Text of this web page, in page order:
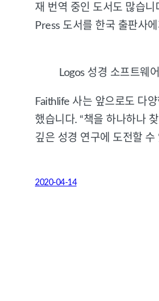
재 번역 중인 도서도 많습
Press 도서를 한국 출판사
Logos 성경 소프트웨
Faithlife 사는 앞으로도 다
했습니다. “책을 하나하나
깊은 성경 연구에 도전할 수
2020-04-14